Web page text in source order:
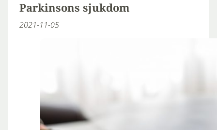
Parkinsons sjukdom
2021-11-05